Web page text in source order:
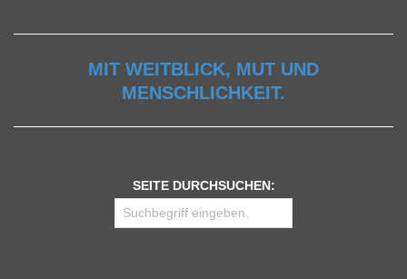
MIT WEITBLICK, MUT UND
MENSCHLICHKEIT.
SEITE DURCHSUCHEN: